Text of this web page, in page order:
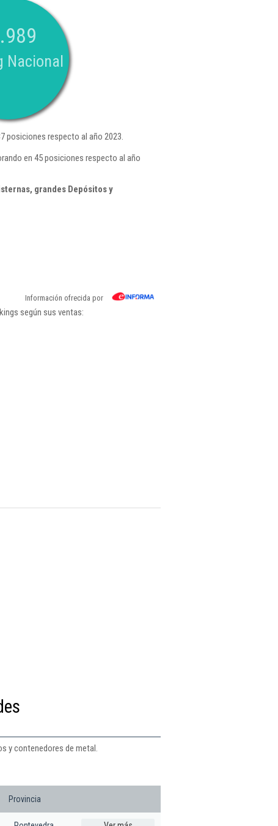
Nacional
posiciones respecto al año 2023.
en 45 posiciones respecto al año
grandes Depósitos y
Información ofrecida por
según sus ventas:
y contenedores de metal.
Provincia